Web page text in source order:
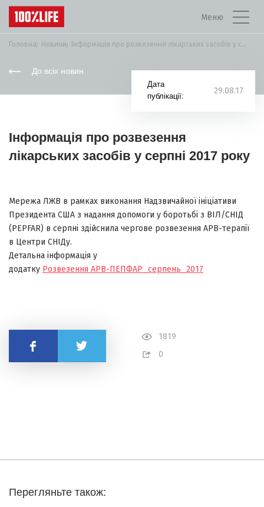
Меню
Головна Новини Інформація про розвезення лікарських засобів у серпні...
До всіх новин
Дата
публікації:
29.08.17
Інформація про розвезення
лікарських засобів у серпні 2017 року
Мережа ЛЖВ в рамках виконання Надзвичайної ініціативи
Президента США з надання допомоги у боротьбі з ВІЛ/СНІД
(PEPFAR) в серпні здійснила чергове розвезення АРВ-терапії
в Центри СНІДу.
Детальна інформація у
додатку Розвезення АРВ-ПЕПФАР_серпень_2017
1819
0
Поділитись
Перегляньте також: